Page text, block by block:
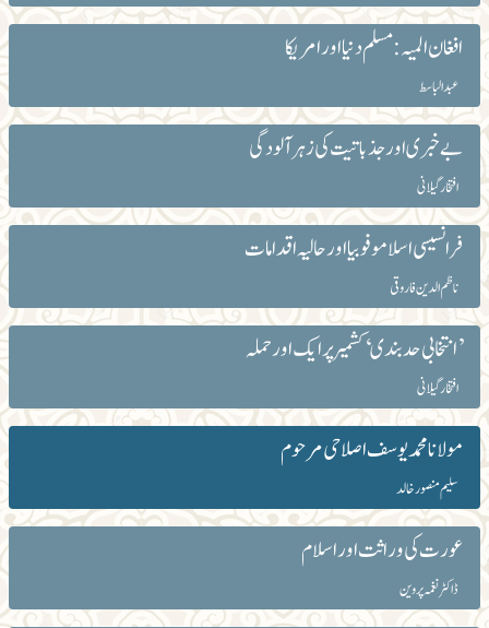
افغان المیہ: مسلم دنیا اور امریکا
عبدالباسط
بے خبری اور جذباتیت کی زہرآلودگی
افتخار گیلانی
فرانسیسی اسلاموفوبیا اور حالیہ اقدامات
ناظم الدین فاروقی
’انتخابی حد بندی‘کشمیر پر ایک اور حملہ
افتخار گیلانی
مولانا محمد یوسف اصلاحی مرحوم
سلیم منصور خالد
عورت کی وراثت اور اسلام
ڈاکٹر نغمہ پروین